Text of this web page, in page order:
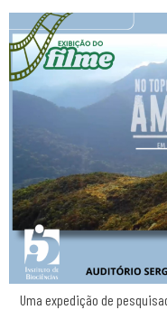
Uma expedição de